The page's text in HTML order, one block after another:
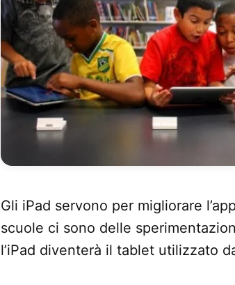
Gli iPad servono per migliorare
scuole ci sono delle
l’iPad diventerà il tablet utilizzato